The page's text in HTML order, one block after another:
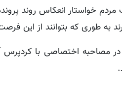
خواستار انعکاس روند
به طوری که بتوانند از این